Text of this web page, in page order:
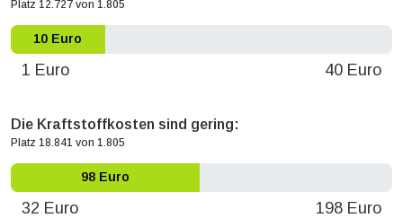
Platz 12.727 von 1.805
10 Euro
1 Euro 40 Euro
Die Kraftstoffkosten sind gering:
Platz 18.841 von 1.805
98 Euro
32 Euro 198 Euro